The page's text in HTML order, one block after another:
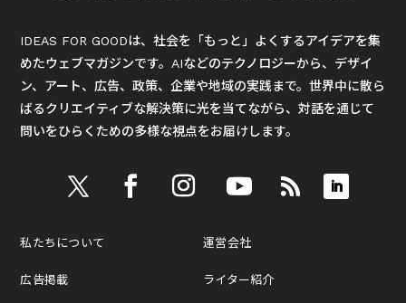
IDEAS FOR GOODは、社会を「もっと」よくするアイデアを集
めたウェブマガジンです。AIなどのテクノロジーから、デザイ
ン、アート、広告、政策、企業や地域の実践まで。世界中に散ら
ばるクリエイティブな解決策に光を当てながら、対話を通じて
問いをひらくための多様な視点をお届けします。
私たちについて
広告掲載
運営会社
ライター紹介